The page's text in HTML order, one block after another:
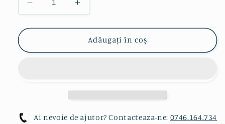
Reduceți
cantitatea
pentru
Impermeabil
Creșteți
cantitatea
pentru
Saculet
Impermeabil
Adăugați în coș
Ai nevoie de ajutor? Contacteaza-ne: 0746.164.734